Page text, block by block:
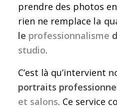
prendre des photos
rien ne remplace la
le professionnalisme
studio.
C’est là qu’intervient
portraits
et salons. Ce service